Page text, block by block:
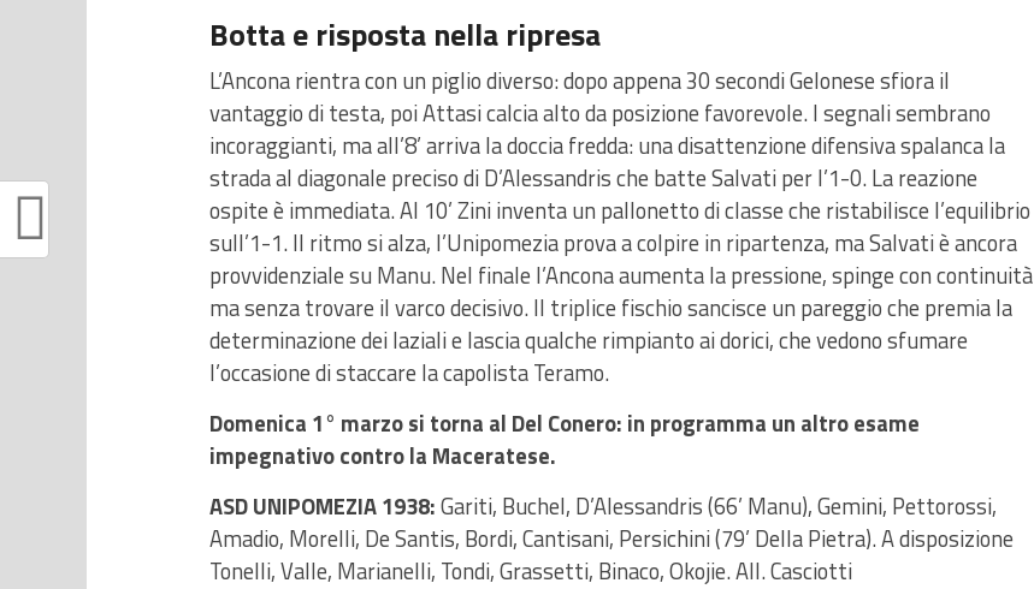
Botta e risposta nella ripresa
L’Ancona rientra con un piglio diverso: dopo appena 30 secondi Gelonese sfiora il
vantaggio di testa, poi Attasi calcia alto da posizione favorevole. I segnali sembrano
incoraggianti, ma all’8’ arriva la doccia fredda: una disattenzione difensiva spalanca la
strada al diagonale preciso di D’Alessandris che batte Salvati per l’1-0. La reazione
ospite è immediata. Al 10’ Zini inventa un pallonetto di classe che ristabilisce l’equilibrio
sull’1-1. Il ritmo si alza, l’Unipomezia prova a colpire in ripartenza, ma Salvati è ancora
provvidenziale su Manu. Nel finale l’Ancona aumenta la pressione, spinge con continuità
ma senza trovare il varco decisivo. Il triplice fischio sancisce un pareggio che premia la
determinazione dei laziali e lascia qualche rimpianto ai dorici, che vedono sfumare
l’occasione di staccare la capolista Teramo.
Domenica 1° marzo si torna al Del Conero: in programma un altro esame
impegnativo contro la Maceratese.
ASD UNIPOMEZIA 1938:Gariti, Buchel, D’Alessandris (66’ Manu), Gemini, Pettorossi,
Amadio, Morelli, De Santis, Bordi, Cantisani, Persichini (79’ Della Pietra). A disposizione
Tonelli, Valle, Marianelli, Tondi, Grassetti, Binaco, Okojie. All. Casciotti